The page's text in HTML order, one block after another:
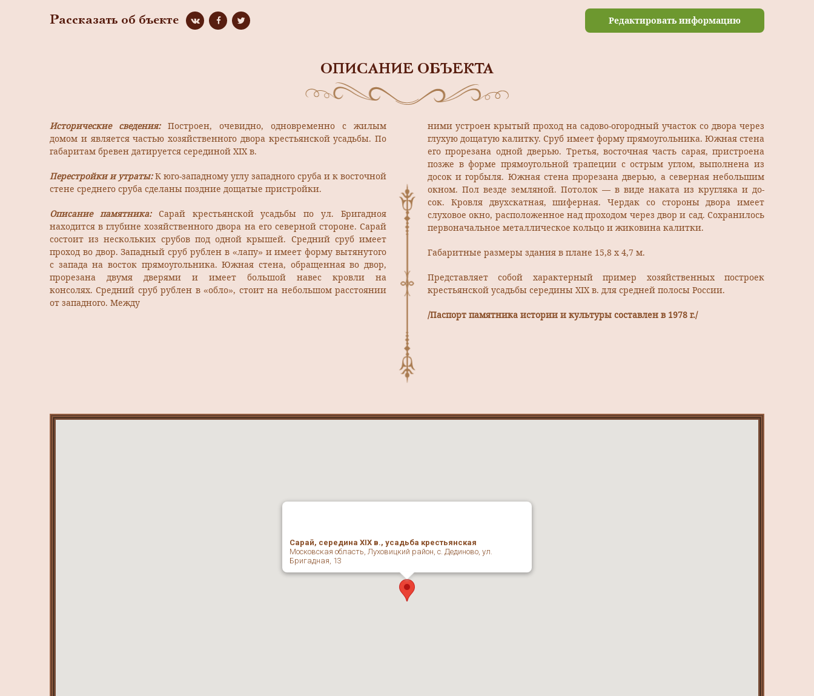
Рассказать об бъекте Редактировать информацию
ОПИСАНИЕ ОБЪЕКТА
Исторические сведения: Построен, очевидно, одновременно с жилым
домом и является частью хозяйственного двора крестьянской усадьбы. По
габаритам бревен датируется серединой XIX в.
Перестройки и утраты:К юго-западному углу западного сруба и к восточной
стене среднего сруба сделаны поздние дощатые пристройки.
Описание памятника: Сарай крестьянской усадьбы по ул. Бригадноя
находится в глубине хозяйственного двора на его северной стороне. Сарай
состоит из нескольких срубов под одной крышей. Средний сруб имеет
проход во двор. Западный сруб рублен в «лапу» и имеет форму вытянутого
с запа­да на восток прямоугольника. Южная стена, обращенная во двор,
про­резана двумя дверями и имеет большой навес кровли на
консолях. Средний сруб рублен в «обло», стоит на небольшом расстоянии
от западного. Между
ними устроен крытый проход на садово-огородный участок со двора через
глухую дощатую калитку. Сруб имеет форму прямоугольника. Южная стена
его прорезана одной дверью. Третья, восточная часть сарая, пристроена
позже в форме прямоу­гольной трапеции с острым углом, выполнена из
досок и горбыля. Юж­ная стена прорезана дверью, а северная небольшим
окном. Пол везде земляной. Потолок — в виде наката из кругляка и до­
сок. Кровля двухскатная, шиферная. Чердак со стороны двора имеет
слуховое окно, расположенное над проходом через двор и сад. Сохранилось
первоначальное металличес­кое кольцо и жиковина калитки.
Габаритные размеры здания в плане 15,8 х 4,7 м.
Представляет собой характерный пример хозяйственных построек
крестьянской усадьбы середины XIX в. для средней полосы России.
/Паспорт памятника истории и культуры составлен в 1978 г./
Сарай, середина XIX в., усадьба крестьянская
Московская область, Луховицкий район, с. Дединово, ул.
Бригадная, 13